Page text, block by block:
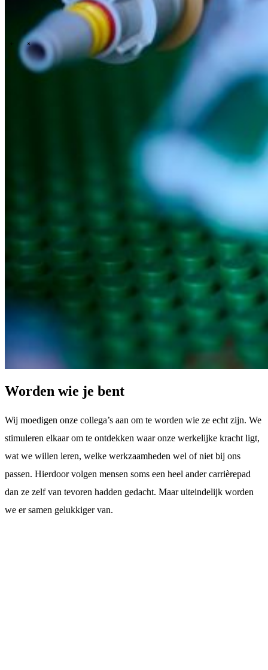
TechnologyBusinessSupportWat wij jou bieden
Onze cultuur
Selectieprocedure
A day in the life
\
Worden wie je bent
Wij moedigen onze collega’s aan om te worden wie ze echt zijn. We
stimuleren elkaar om te ontdekken waar onze werkelijke kracht ligt,
wat we willen leren, welke werkzaamheden wel of niet bij ons
passen. Hierdoor volgen mensen soms een heel ander carrièrepad
dan ze zelf van tevoren hadden gedacht. Maar uiteindelijk worden
we er samen gelukkiger van.